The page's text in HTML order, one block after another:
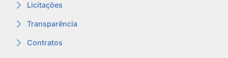
Licitações
Transparência
Contratos